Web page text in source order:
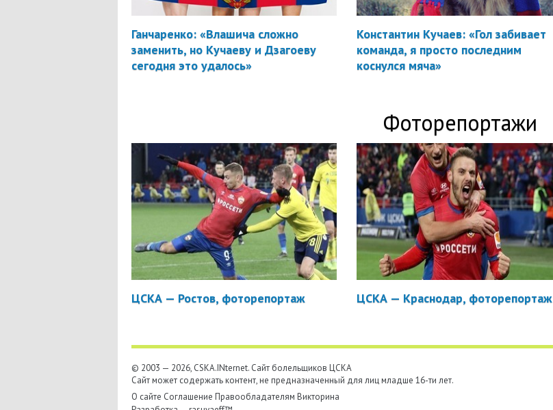
Ганчаренко: «Влашича сложно
заменить, но Кучаеву и Дзагоеву
сегодня это удалось»
Константин Кучаев: «Гол забивает
команда, я просто последним
коснулся мяча»
Фоторепортажи
ЦСКА — Ростов, фоторепортаж ЦСКА — Краснодар, фоторепортаж
© 2003 — 2026, CSKA.INternet. Cайт болельщиков ЦСКА
Сайт может содержать контент, не предназначенный для лиц младше 16-ти лет.
О сайте Соглашение Правообладателям Викторина